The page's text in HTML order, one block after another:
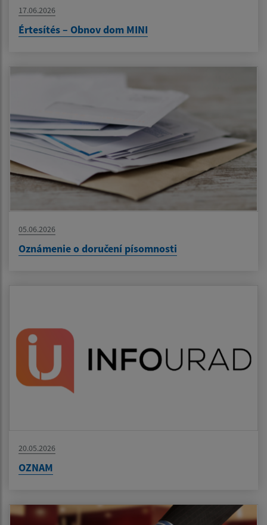
17.06.2026
Értesítés – Obnov dom MINI
05.06.2026
Oznámenie o doručení písomnosti
20.05.2026
OZNAM